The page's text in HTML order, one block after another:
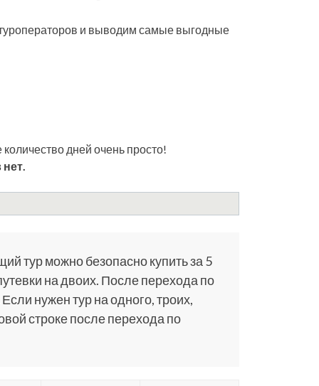
и выводим самые выгодные
дней очень просто!
тур можно безопасно купить за 5
на двоих. После перехода по
нужен тур на одного, троих,
строке после перехода по